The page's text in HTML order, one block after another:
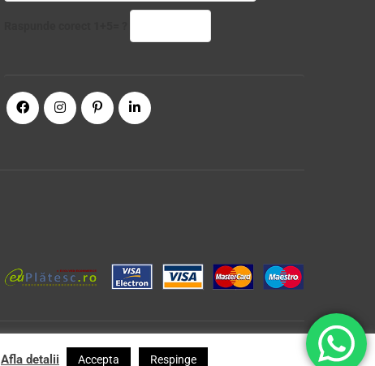
Afla detalii Accepta Respinge